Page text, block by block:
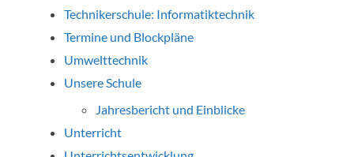
Technikerschule: Informatiktechnik
Termine und Blockpläne
Umwelttechnik
Unsere Schule
Jahresbericht und Einblicke
Unterricht